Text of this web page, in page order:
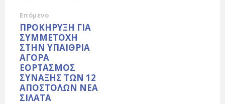
Επόμενο
ΠΡΟΚΗΡΥΞΗ ΓΙΑ
ΣΥΜΜΕΤΟΧΗ
ΣΤΗΝ ΥΠΑΙΘΡΙΑ
ΑΓΟΡΑ
ΕΟΡΤΑΣΜΟΣ
ΣΥΝΑΞΗΣ ΤΩΝ 12
ΑΠΟΣΤΟΛΩΝ ΝΕΑ
ΣΙΛΑΤΑ